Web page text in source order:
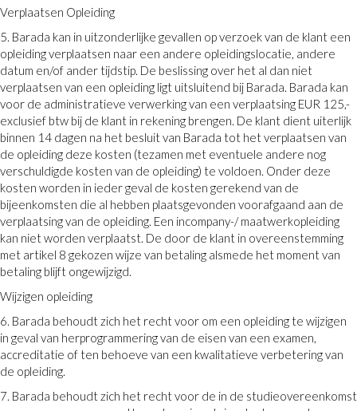
Verplaatsen Opleiding
5. Barada kan in uitzonderlijke gevallen op verzoek van de klant een
opleiding verplaatsen naar een andere opleidingslocatie, andere
datum en/of ander tijdstip. De beslissing over het al dan niet
verplaatsen van een opleiding ligt uitsluitend bij Barada. Barada kan
voor de administratieve verwerking van een verplaatsing EUR 125,-
exclusief btw bij de klant in rekening brengen. De klant dient uiterlijk
binnen 14 dagen na het besluit van Barada tot het verplaatsen van
de opleiding deze kosten (tezamen met eventuele andere nog
verschuldigde kosten van de opleiding) te voldoen. Onder deze
kosten worden in ieder geval de kosten gerekend van de
bijeenkomsten die al hebben plaatsgevonden voorafgaand aan de
verplaatsing van de opleiding. Een incompany-/ maatwerkopleiding
kan niet worden verplaatst. De door de klant in overeenstemming
met artikel 8 gekozen wijze van betaling alsmede het moment van
betaling blijft ongewijzigd.
Wijzigen opleiding
6. Barada behoudt zich het recht voor om een opleiding te wijzigen
in geval van herprogrammering van de eisen van een examen,
accreditatie of ten behoeve van een kwalitatieve verbetering van
de opleiding.
7. Barada behoudt zich het recht voor de in de studieovereenkomst